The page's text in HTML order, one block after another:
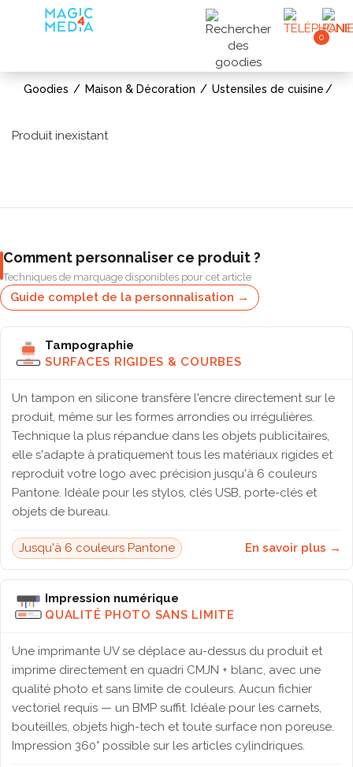
0
Goodies Maison & Décoration Ustensiles de cuisine
Produit inexistant
Comment personnaliser ce produit ?
Techniques de marquage disponibles pour cet article
Guide complet de la personnalisation →
Tampographie
SURFACES RIGIDES & COURBES
Un tampon en silicone transfère l'encre directement sur le
produit, même sur les formes arrondies ou irrégulières.
Technique la plus répandue dans les objets publicitaires,
elle s'adapte à pratiquement tous les matériaux rigides et
reproduit votre logo avec précision jusqu'à 6 couleurs
Pantone. Idéale pour les stylos, clés USB, porte-clés et
objets de bureau.
Jusqu'à 6 couleurs Pantone En savoir plus →
Impression numérique
QUALITÉ PHOTO SANS LIMITE
Une imprimante UV se déplace au-dessus du produit et
imprime directement en quadri CMJN + blanc, avec une
qualité photo et sans limite de couleurs. Aucun fichier
vectoriel requis — un BMP suffit. Idéale pour les carnets,
bouteilles, objets high-tech et toute surface non poreuse.
Impression 360° possible sur les articles cylindriques.